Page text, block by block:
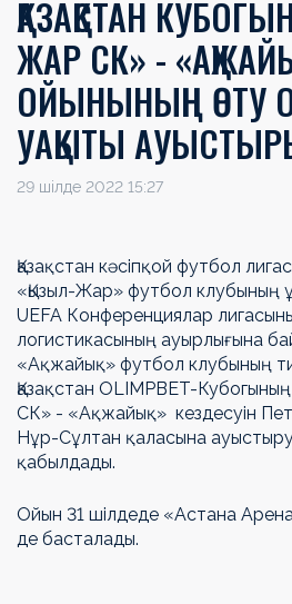
ҚАЗАҚСТАН
ЖАР СК» -
ОЙЫНЫНЫҢ ӨТУ
УАҚЫТЫ
29 шілде 2022 15:27
Қазақстан кәсіпқой футбол
«Қызыл-Жар» футбол клубының
UEFA Конференциялар
логистикасының ауырлығына
«Ақжайық» футбол клубының
Қазақстан OLIMPBET-
СК» - «Ақжайық» кездесуін
Нұр-Сұлтан қаласына
қабылдады.
Ойын 31 шілдеде «Астана
де басталады.